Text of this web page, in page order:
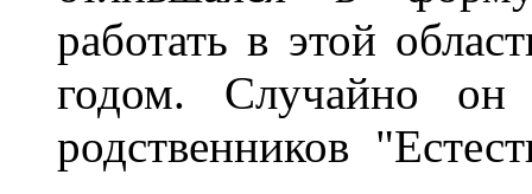
работать в этой
годом. Случайно
родственников